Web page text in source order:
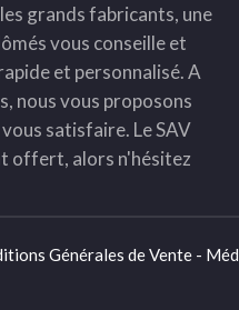
grands fabricants, une
vous conseille et
et personnalisé. A
nous vous proposons
satisfaire. Le SAV
offert, alors n'hésitez
Générales de Vente -